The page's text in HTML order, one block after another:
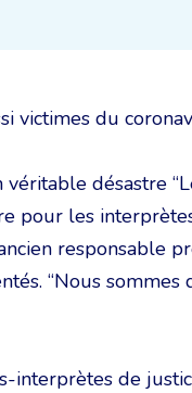
victimes du
désastre
pour les
responsable
“Nous
interprètes de